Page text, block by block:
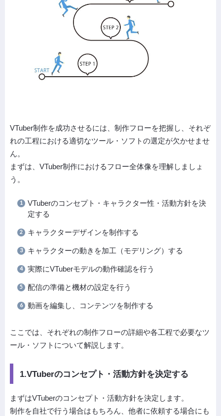
VTuber制作を成功させるには、制作フローを把握し、それぞ
れの工程における適切なツール・ソフトの選定が欠かせませ
ん。
まずは、VTuber制作におけるフロー全体像を理解しましょ
う。
VTuberのコンセプト・キャラクター性・活動方針を決
定する
キャラクターデザインを制作する
キャラクターの動きを加工（モデリング）する
実際にVTuberモデルの動作確認を行う
配信の準備と機材の設定を行う
動画を編集し、コンテンツを制作する
ここでは、それぞれの制作フローの詳細や各工程で必要なツ
ール・ソフトについて解説します。
1.VTuberのコンセプト・活動方針を決定する
まずはVTuberのコンセプト・活動方針を決定します。
制作を自社で行う場合はもちろん、他者に依頼する場合にも